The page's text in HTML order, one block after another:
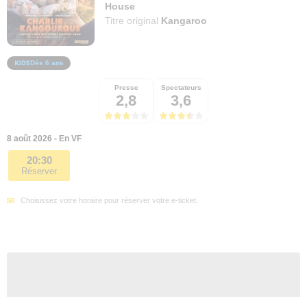
House
Titre original Kangaroo
Dès 6 ans
Presse
2,8
Spectateurs
3,6
8 août 2026 - En VF
20:30
Réserver
Choisissez votre horaire pour réserver votre e-ticket.